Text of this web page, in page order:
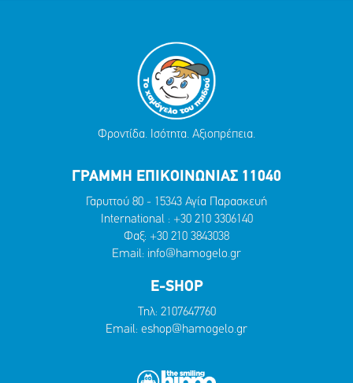
Φροντίδα. Ισότητα. Αξιοπρέπεια.
ΓΡΑΜΜΗ ΕΠΙΚΟΙΝΩΝΙΑΣ 11040
Γαρυττού 80 - 15343 Αγία Παρασκευή
International : +30 210 3306140
Φαξ: +30 210 3843038
Email: info@hamogelo.gr
E-SHOP
Τηλ: 2107647760
Email: eshop@hamogelo.gr